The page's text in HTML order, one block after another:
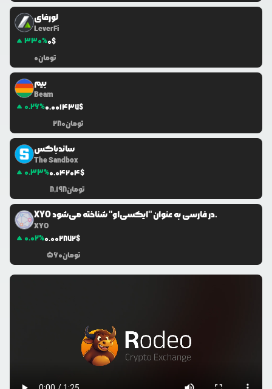
لورفای
LeverFi
330%0$
0تومان
بیم
Beam
0.26%0.001437$
280تومان
ساندباکس
The Sandbox
0.33%0.04204$
8,198تومان
XYO در فارسی به عنوان "ایکسی‌او" شناخته می‌شود.
XYO
0.02%0.002872$
560تومان